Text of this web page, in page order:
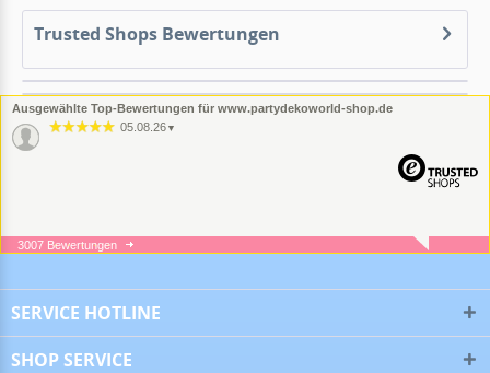
Trusted Shops Bewertungen
Ausgewählte Top-Bewertungen für www.partydekoworld-shop.de
05.08.26 ▼
05.08.26▼
3007 Bewertungen
SERVICE HOTLINE
SHOP SERVICE